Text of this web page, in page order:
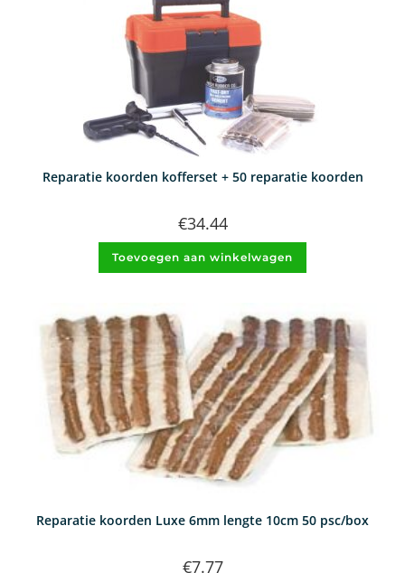
Reparatie koorden kofferset + 50 reparatie koorden
€34.44
Toevoegen aan winkelwagen
Reparatie koorden Luxe 6mm lengte 10cm 50 psc/box
€7.77